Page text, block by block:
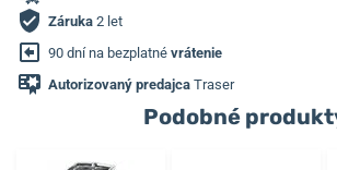
Záruka 2 let
90 dní na bezplatné vrátenie
Autorizovaný predajca Traser
Podobné